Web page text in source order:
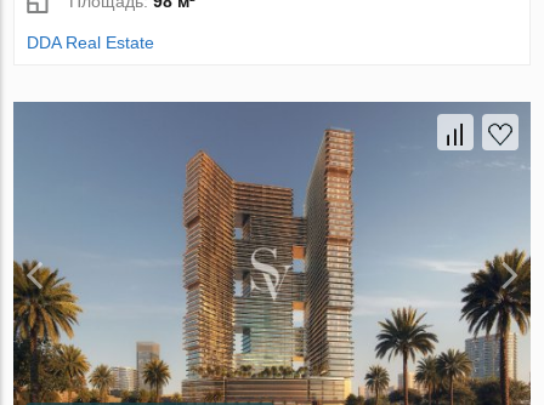
DDA Real Estate